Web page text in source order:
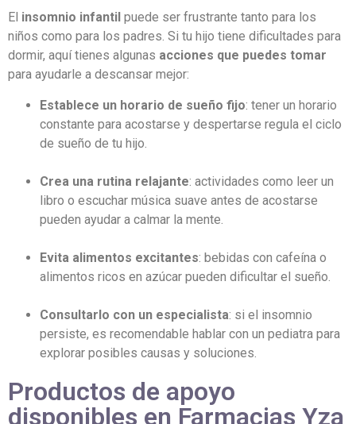
El insomnio infantil puede ser frustrante tanto para los
niños como para los padres. Si tu hijo tiene dificultades para
dormir, aquí tienes algunas acciones que puedes tomar
para ayudarle a descansar mejor:
Establece un horario de sueño fijo: tener un horario
constante para acostarse y despertarse regula el ciclo
de sueño de tu hijo.
Crea una rutina relajante: actividades como leer un
libro o escuchar música suave antes de acostarse
pueden ayudar a calmar la mente.
Evita alimentos excitantes: bebidas con cafeína o
alimentos ricos en azúcar pueden dificultar el sueño.
Consultarlo con un especialista: si el insomnio
persiste, es recomendable hablar con un pediatra para
explorar posibles causas y soluciones.
Productos de apoyo
disponibles en Farmacias Yza